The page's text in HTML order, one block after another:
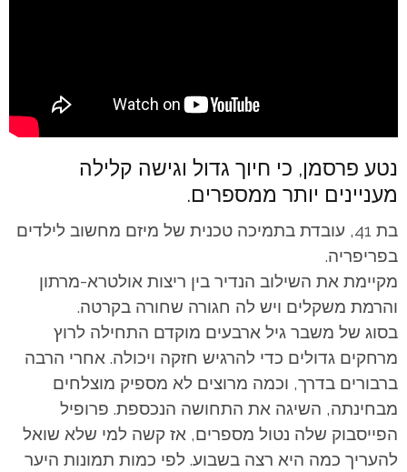
נטע פרסמן, כי חיוך גדול וגישה קלילה
מעניינים יותר ממספרים.
בת 41, עובדת בתמיכה טכנית של מיזם מחשוב לילדים
בפריפריה.
מקיימת את השילוב הנדיר בין ריצות אולטרא-מרתון
והרמת משקלים ויש לה חגורה שחורה בקרטה.
בסוג של משבר גיל ארבעים מוקדם התחילה לרוץ
מרחקים גדולים כדי להרגיש חזקה ויכולה. אחרי הרבה
ברבורים בדרך, וכמה מרוצים לא מספיק מוצלחים
מבחינתה, השיגה את התחושה הנכספת. פרופיל
הפייסבוק שלה נטול מספרים, אז קשה למי שלא שואל
להעריך כמה היא רצה בשבוע. לפי כמות תמונות היער